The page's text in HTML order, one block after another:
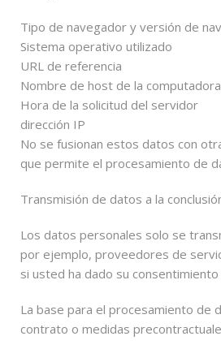
Tipo de navegador y versión de
Sistema operativo utilizado
URL de referencia
Nombre de host de la
Hora de la solicitud del servidor
dirección IP
No se fusionan estos datos con
que permite el procesamiento de
Transmisión de datos a la
Los datos personales solo se
por ejemplo, proveedores de
si usted ha dado su
La base para el procesamiento de
contrato o medidas